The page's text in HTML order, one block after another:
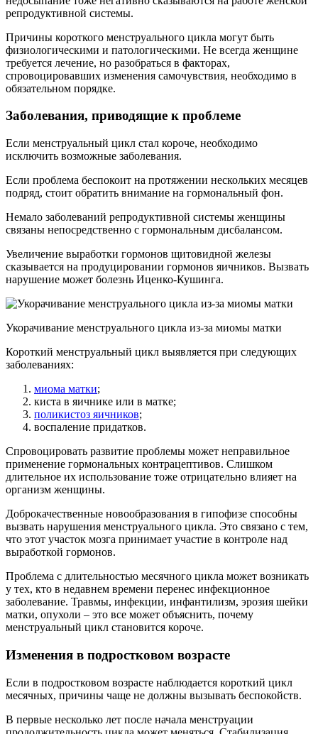
репродуктивной системы.
Причины короткого менструального цикла могут быть
физиологическими и патологическими. Не всегда женщине
требуется лечение, но разобраться в факторах,
спровоцировавших изменения самочувствия, необходимо в
обязательном порядке.
Заболевания, приводящие к проблеме
Если менструальный цикл стал короче, необходимо
исключить возможные заболевания.
Если проблема беспокоит на протяжении нескольких месяцев
подряд, стоит обратить внимание на гормональный фон.
Немало заболеваний репродуктивной системы женщины
связаны непосредственно с гормональным дисбалансом.
Увеличение выработки гормонов щитовидной железы
сказывается на продуцировании гормонов яичников. Вызвать
нарушение может болезнь Иценко-Кушинга.
Укорачивание менструального цикла из-за миомы матки
Короткий менструальный цикл выявляется при следующих
заболеваниях:
миома матки;
киста в яичнике или в матке;
поликистоз яичников;
воспаление придатков.
Спровоцировать развитие проблемы может неправильное
применение гормональных контрацептивов. Слишком
длительное их использование тоже отрицательно влияет на
организм женщины.
Доброкачественные новообразования в гипофизе способны
вызвать нарушения менструального цикла. Это связано с тем,
что этот участок мозга принимает участие в контроле над
выработкой гормонов.
Проблема с длительностью месячного цикла может возникать
у тех, кто в недавнем времени перенес инфекционное
заболевание. Травмы, инфекции, инфантилизм, эрозия шейки
матки, опухоли – это все может объяснить, почему
менструальный цикл становится короче.
Изменения в подростковом возрасте
Если в подростковом возрасте наблюдается короткий цикл
месячных, причины чаще не должны вызывать беспокойств.
В первые несколько лет после начала менструации